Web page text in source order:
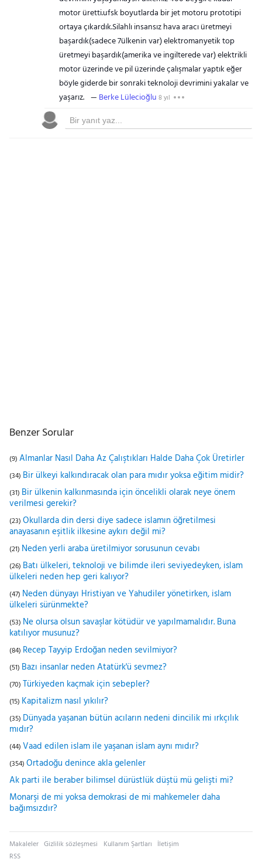
motor üretti.ufsk boyutlarda bir jet motoru prototipi
ortaya çıkardık.Silahlı insansız hava aracı üretmeyi
başardık(sadece 7ülkenin var) elektromanyetik top
üretmeyi başardık(amerika ve ingilterede var) elektrikli
motor üzerinde ve pil üzerinde çalışmalar yaptık eğer
böyle giderde bir sonraki teknoloji devrimini yakalar ve
yaşarız.
Berke Lülecioğlu 8 yıl
Benzer Sorular
(9) Almanlar Nasıl Daha Az Çalıştıkları Halde Daha Çok Üretirler
(34) Bir ülkeyi kalkındıracak olan para mıdır yoksa eğitim midir?
(31) Bir ülkenin kalkınmasında için öncelikli olarak neye önem
verilmesi gerekir?
(23) Okullarda din dersi diye sadece islamın öğretilmesi
anayasanın eşitlik ilkesine aykırı değil mi?
(21) Neden yerli araba üretilmiyor sorusunun cevabı
(26) Batı ülkeleri, teknoloji ve bilimde ileri seviyedeyken, islam
ülkeleri neden hep geri kalıyor?
(47) Neden dünyayı Hristiyan ve Yahudiler yönetirken, islam
ülkeleri sürünmekte?
(53) Ne olursa olsun savaşlar kötüdür ve yapılmamalıdır. Buna
katılıyor musunuz?
(84) Recep Tayyip Erdoğan neden sevilmiyor?
(51) Bazı insanlar neden Atatürk'ü sevmez?
(70) Türkiyeden kaçmak için sebepler?
(15) Kapitalizm nasıl yıkılır?
(35) Dünyada yaşanan bütün acıların nedeni dincilik mi ırkçılık
mıdır?
(44) Vaad edilen islam ile yaşanan islam aynı mıdır?
(354) Ortadoğu denince akla gelenler
Ak parti ile beraber bilimsel dürüstlük düştü mü gelişti mi?
Monarşi de mi yoksa demokrasi de mi mahkemeler daha
bağımsızdır?
Makaleler Gizlilik sözleşmesi Kullanım Şartları İletişim
RSS